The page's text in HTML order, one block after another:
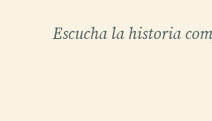
Escucha la historia